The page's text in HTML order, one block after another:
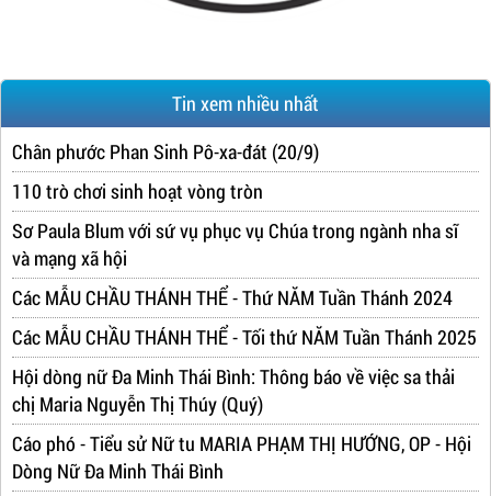
Tin xem nhiều nhất
Chân phước Phan Sinh Pô-xa-đát (20/9)
110 trò chơi sinh hoạt vòng tròn
Sơ Paula Blum với sứ vụ phục vụ Chúa trong ngành nha sĩ
và mạng xã hội
Các MẪU CHẦU THÁNH THỂ - Thứ NĂM Tuần Thánh 2024
Các MẪU CHẦU THÁNH THỂ - Tối thứ NĂM Tuần Thánh 2025
Hội dòng nữ Đa Minh Thái Bình: Thông báo về việc sa thải
chị Maria Nguyễn Thị Thúy (Quý)
Cáo phó - Tiểu sử Nữ tu MARIA PHẠM THỊ HƯỚNG, OP - Hội
Dòng Nữ Đa Minh Thái Bình